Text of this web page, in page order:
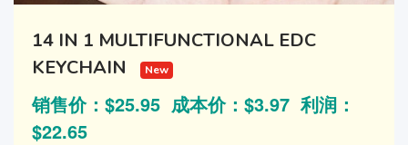
14 IN 1 MULTIFUNCTIONAL EDC
KEYCHAIN
New
销售价：$25.95 成本价：$3.97 利润：
$22.65